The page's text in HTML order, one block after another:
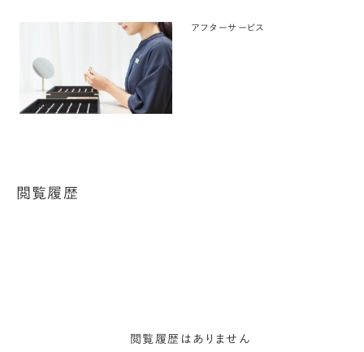
アフターサービス
閲覧履歴
閲覧履歴はありません